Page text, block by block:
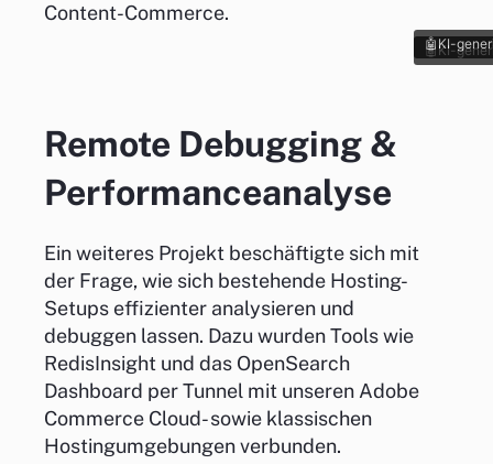
Content-Commerce.
KI-
KI-
Remote Debugging &
Performanceanalyse
Ein weiteres Projekt beschäftigte sich mit
der Frage, wie sich bestehende Hosting-
Setups effizienter analysieren und
debuggen lassen. Dazu wurden Tools wie
RedisInsight und das OpenSearch
Dashboard per Tunnel mit unseren Adobe
Commerce Cloud- sowie klassischen
Hostingumgebungen verbunden.